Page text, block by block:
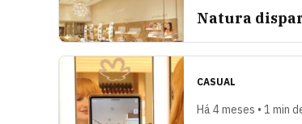
Natura
CASUAL
Há 4 meses • 1 min